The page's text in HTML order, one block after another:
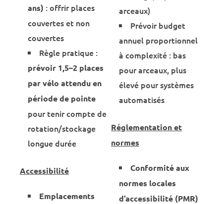
ans) : offrir places
couvertes et non
couvertes
Règle pratique :
prévoir 1,5–2 places
par vélo attendu en
période de pointe
pour tenir compte de
rotation/stockage
longue durée
Accessibilité
Emplacements
arceaux)
Prévoir budget
annuel proportionnel
à complexité : bas
pour arceaux, plus
élevé pour systèmes
automatisés
Réglementation et
normes
Conformité aux
normes locales
d’accessibilité (PMR)